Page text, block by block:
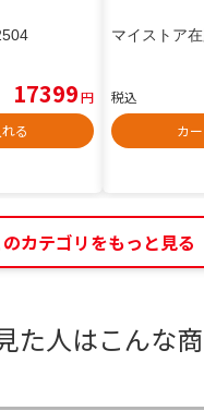
17399円
る
マイストア在
税込
カ
のカテゴリをもっと見る
た人はこんな